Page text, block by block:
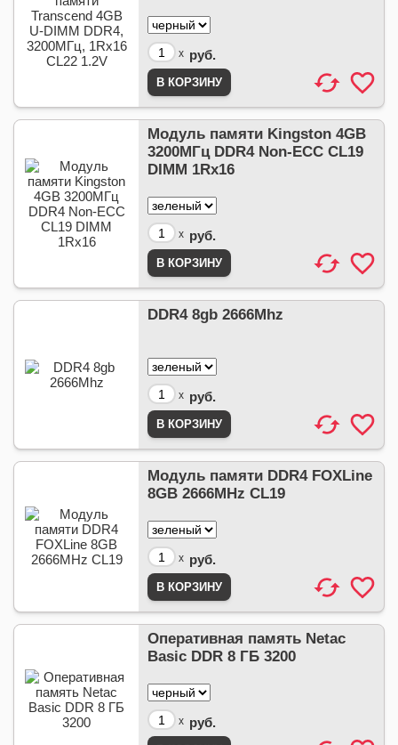
x руб.
Модуль памяти Kingston 4GB
3200МГц DDR4 Non-ECC CL19
DIMM 1Rx16
x руб.
DDR4 8gb 2666Mhz
x руб.
Модуль памяти DDR4 FOXLine
8GB 2666MHz CL19
x руб.
Оперативная память Netac
Basic DDR 8 ГБ 3200
x руб.